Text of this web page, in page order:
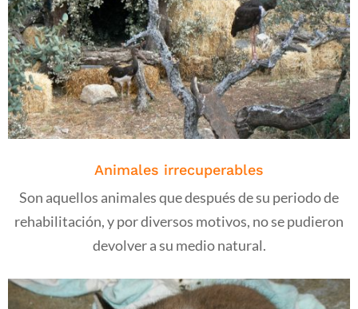
Animales irrecuperables
Son aquellos animales que después de su periodo de
rehabilitación, y por diversos motivos, no se pudieron
devolver a su medio natural.